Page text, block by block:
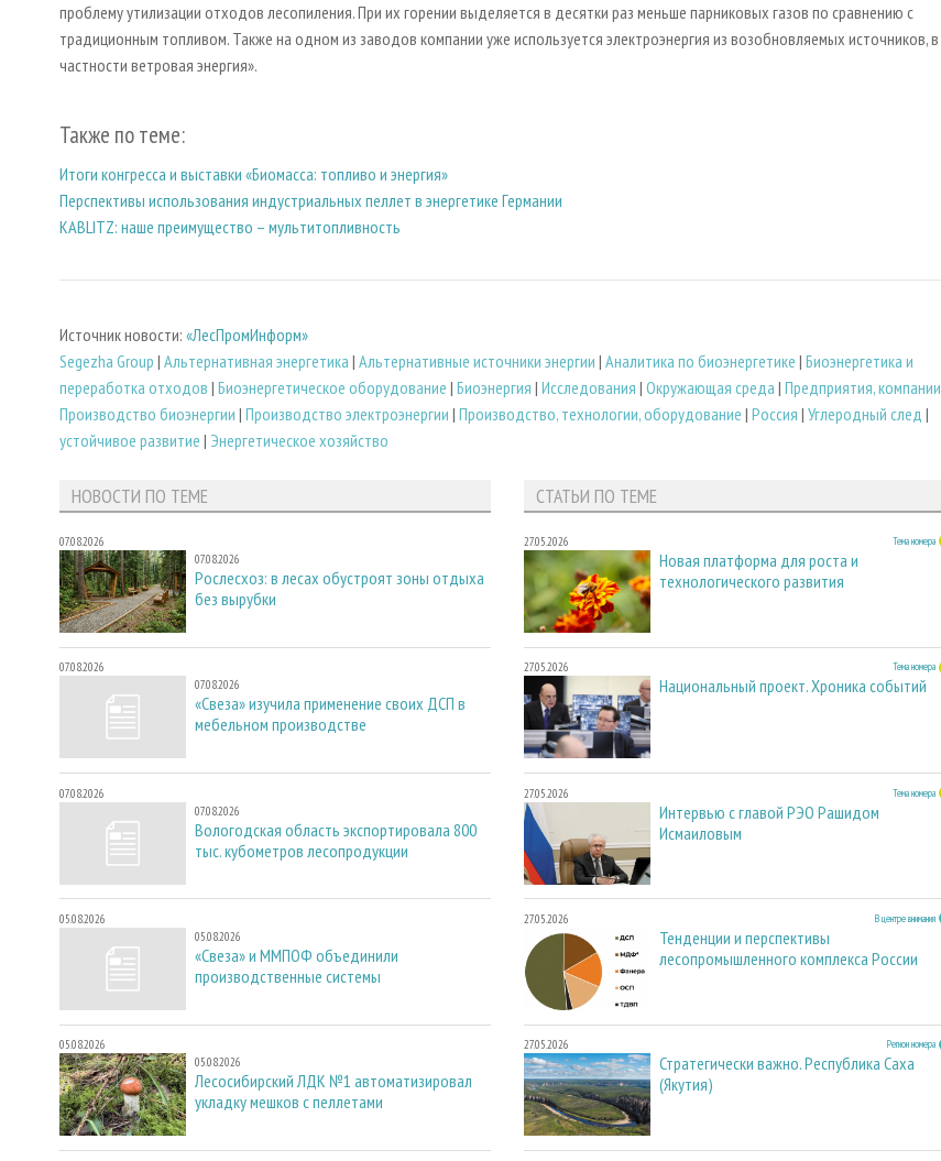
проблему утилизации отходов лесопиления. При их горении выделяется в десятки раз меньше парниковых газов по сравнению с
традиционным топливом. Также на одном из заводов компании уже используется электроэнергия из возобновляемых источников, в
частности ветровая энергия».
Также по теме:
Итоги конгресса и выставки «Биомасса: топливо и энергия»
Перспективы использования индустриальных пеллет в энергетике Германии
KABLITZ: наше преимущество – мультитопливность
Источник новости: «ЛесПромИнформ»
Segezha Group | Альтернативная энергетика | Альтернативные источники энергии | Аналитика по биоэнергетике | Биoэнергетика и
переработка отходов | Биоэнергетическое оборудование | Биоэнергия | Исследования | Окружающая среда | Предприятия, компании
Производство биоэнергии | Производство электроэнергии | Производство, технологии, оборудование | Россия | Углеродный след |
устойчивое развитие | Энергетическое хозяйство
НОВОСТИ ПО ТЕМЕ
07.08.2026
07.08.2026
Рослесхоз: в лесах обустроят зоны отдыха
без вырубки
07.08.2026
07.08.2026
«Свеза» изучила применение своих ДСП в
мебельном производстве
07.08.2026
07.08.2026
Вологодская область экспортировала 800
тыс. кубометров лесопродукции
05.08.2026
05.08.2026
«Свеза» и ММПОФ объединили
производственные системы
05.08.2026
05.08.2026
Лесосибирский ЛДК №1 автоматизировал
укладку мешков с пеллетами
СТАТЬИ ПО ТЕМЕ
27.05.2026 Тема номера
Новая платформа для роста и
технологического развития
27.05.2026 Тема номера
Национальный проект. Хроника событий
27.05.2026 Тема номера
Интервью с главой РЭО Рашидом
Исмаиловым
27.05.2026 В центре внимания
Тенденции и перспективы
лесопромышленного комплекса России
27.05.2026 Регион номера
Стратегически важно. Республика Саха
(Якутия)